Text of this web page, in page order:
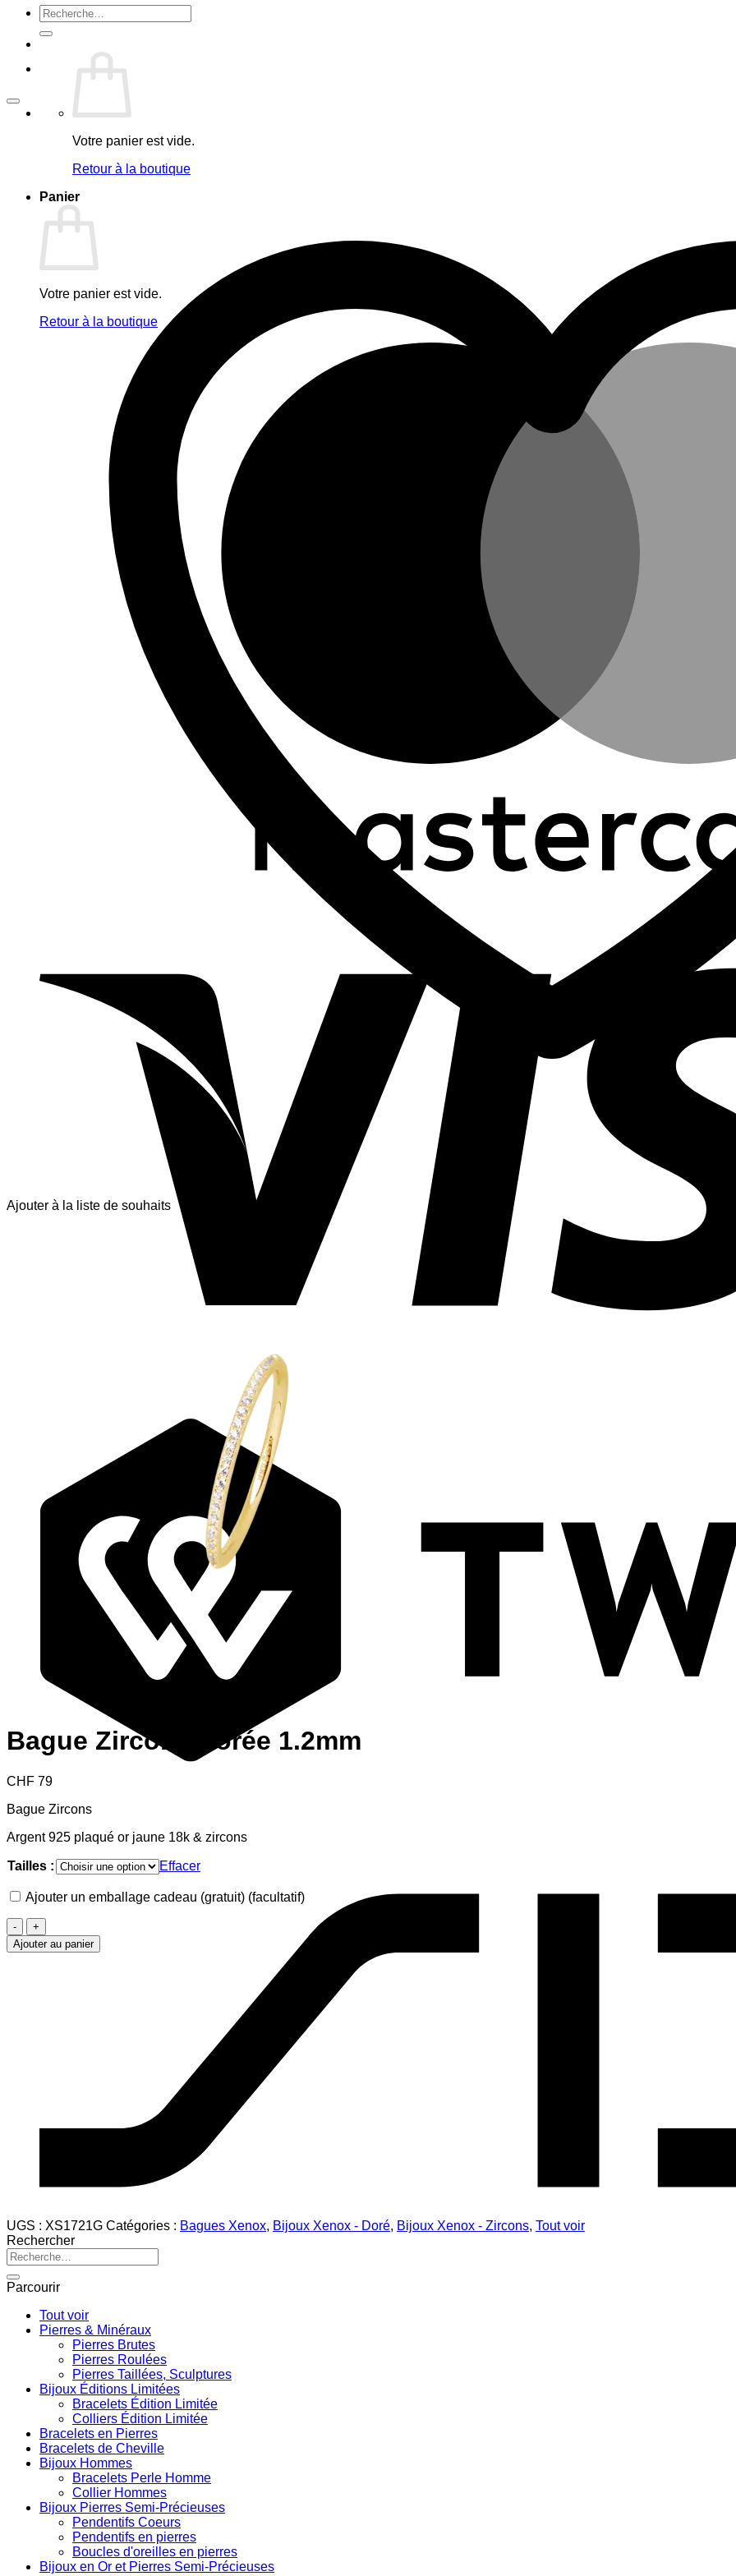
Recherche
pour :
Votre panier est vide.
Retour à la boutique
Panier
Votre panier est vide.
Retour à la boutique
Ajouter à la liste de souhaits
Bague Zircons dorée 1.2mm
CHF 79
Bague Zircons
Argent 925 plaqué or jaune 18k & zircons
Tailles : Effacer
Ajouter un emballage cadeau (gratuit) (facultatif)
quantité
de
Bague
Ajouter au panier
UGS : XS1721G Catégories : Bagues Xenox, Bijoux Xenox - Doré, Bijoux Xenox - Zircons, Tout voir
Rechercher
Recherche
pour :
Parcourir
Tout voir
Pierres & Minéraux
Pierres Brutes
Pierres Roulées
Pierres Taillées, Sculptures
Bijoux Éditions Limitées
Bracelets Édition Limitée
Colliers Édition Limitée
Bracelets en Pierres
Bracelets de Cheville
Bijoux Hommes
Bracelets Perle Homme
Collier Hommes
Bijoux Pierres Semi-Précieuses
Pendentifs Coeurs
Pendentifs en pierres
Boucles d'oreilles en pierres
Bijoux en Or et Pierres Semi-Précieuses